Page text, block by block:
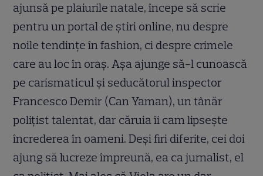
ajunsă pe plaiurile natale, începe să scrie
pentru un portal de știri online, nu despre
noile tendințe în fashion, ci despre crimele
care au loc în oraș. Așa ajunge să-l cunoască
pe carismaticul și seducătorul inspector
Francesco Demir (Can Yaman), un tânăr
polițist talentat, dar căruia îi cam lipsește
încrederea în oameni. Deși firi diferite, cei doi
ajung să lucreze împreună, ea ca jurnalist, el